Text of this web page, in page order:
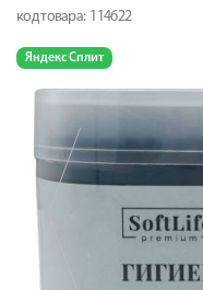
код товара: 114622
Яндекс Сплит